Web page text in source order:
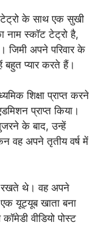
टेट्रो के साथ एक सुखी
नाम स्कॉट टेट्रो है,
जिमी अपने परिवार के
प्यार करते हैं।
शिक्षा प्राप्त करने
प्राप्त किया।
के बाद, उन्हें
वह अपने तृतीय वर्ष में
रखते थे। वह अपने
यूट्यूब खाता बना
वीडियो पोस्ट